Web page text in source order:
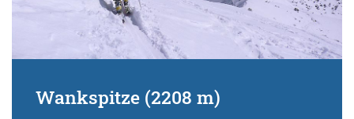
Wankspitze (2208 m)